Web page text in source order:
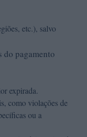
etc.), salvo
do pagamento
expirada.
como violações de
ou a